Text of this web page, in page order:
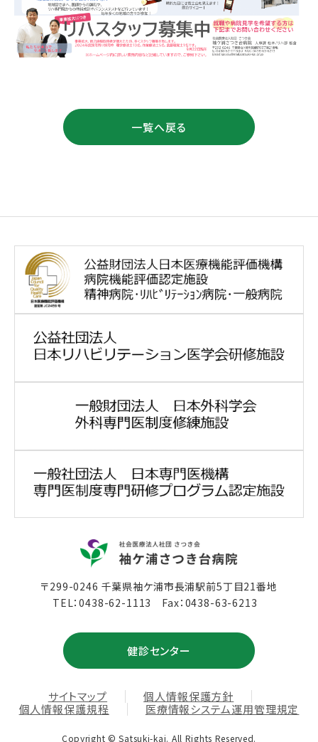
一覧へ戻る
〒299-0246 千葉県袖ケ浦市長浦駅前5丁目21番地
TEL：0438-62-1113 Fax：0438-63-6213
健診センター
サイトマップ
個人情報保護方針
個人情報保護規程
医療情報システム運用管理規定
Copyright © Satsuki-kai. All Rights Reserved.